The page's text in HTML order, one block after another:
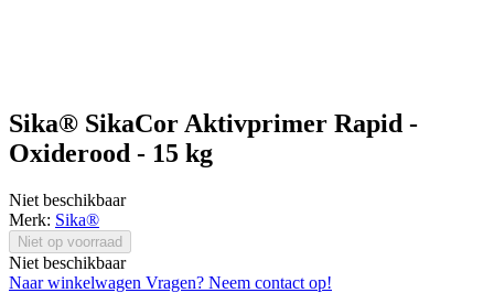
Sika® SikaCor Aktivprimer Rapid -
Oxiderood - 15 kg
Niet beschikbaar
Merk: Sika®
Niet op voorraad
Niet beschikbaar
Naar winkelwagen Vragen? Neem contact op!